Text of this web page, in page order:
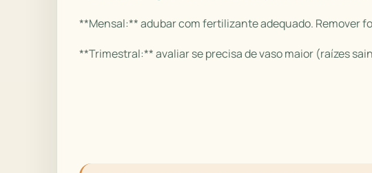
**Mensal:** adubar com fertilizante adequado. Remover
**Trimestral:** avaliar se precisa de vaso maior (raízes